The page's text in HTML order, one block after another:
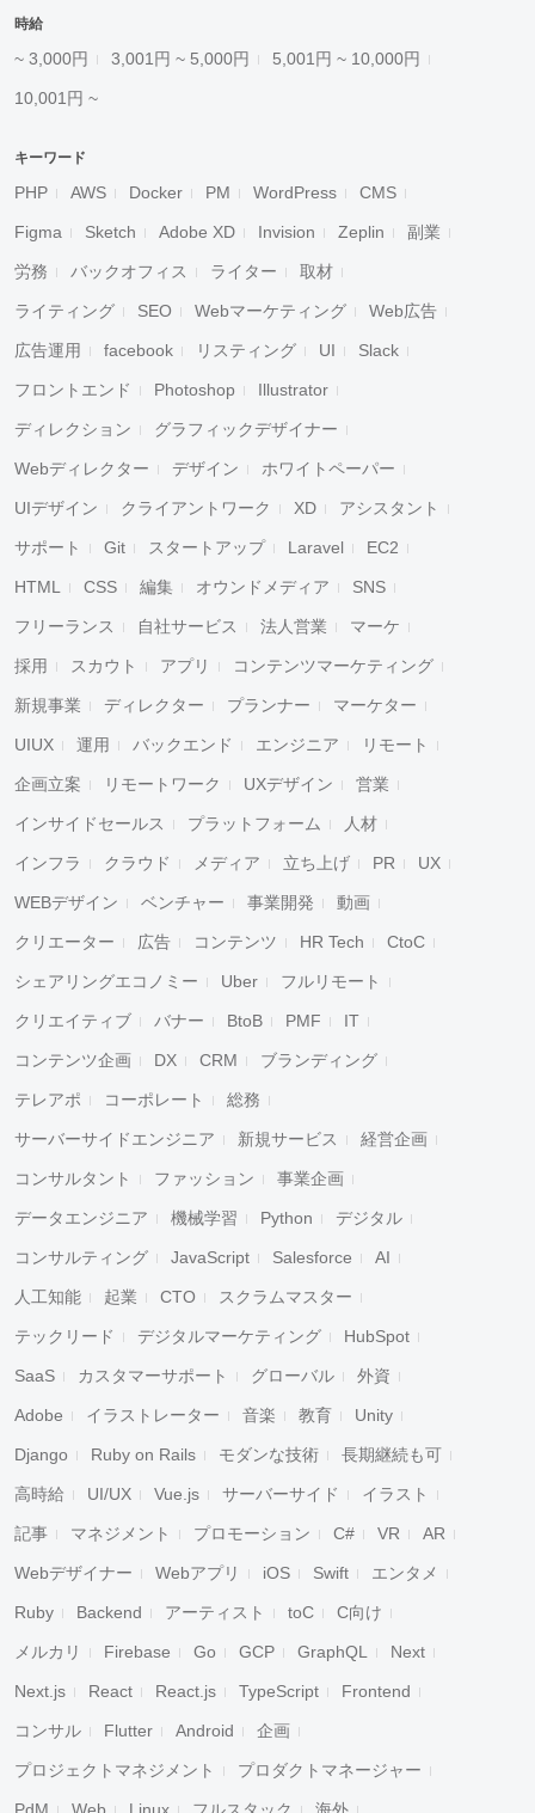
時給
~ 3,000円 3,001円 ~ 5,000円 5,001円 ~ 10,000円
10,001円 ~
キーワード
PHP AWS Docker PM WordPress CMS
Figma Sketch Adobe XD Invision Zeplin 副業
労務 バックオフィス ライター 取材
ライティング SEO Webマーケティング Web広告
広告運用 facebook リスティング UI Slack
フロントエンド Photoshop Illustrator
ディレクション グラフィックデザイナー
Webディレクター デザイン ホワイトペーパー
UIデザイン クライアントワーク XD アシスタント
サポート Git スタートアップ Laravel EC2
HTML CSS 編集 オウンドメディア SNS
フリーランス 自社サービス 法人営業 マーケ
採用 スカウト アプリ コンテンツマーケティング
新規事業 ディレクター プランナー マーケター
UIUX 運用 バックエンド エンジニア リモート
企画立案 リモートワーク UXデザイン 営業
インサイドセールス プラットフォーム 人材
インフラ クラウド メディア 立ち上げ PR UX
WEBデザイン ベンチャー 事業開発 動画
クリエーター 広告 コンテンツ HR Tech CtoC
シェアリングエコノミー Uber フルリモート
クリエイティブ バナー BtoB PMF IT
コンテンツ企画 DX CRM ブランディング
テレアポ コーポレート 総務
サーバーサイドエンジニア 新規サービス 経営企画
コンサルタント ファッション 事業企画
データエンジニア 機械学習 Python デジタル
コンサルティング JavaScript Salesforce AI
人工知能 起業 CTO スクラムマスター
テックリード デジタルマーケティング HubSpot
SaaS カスタマーサポート グローバル 外資
Adobe イラストレーター 音楽 教育 Unity
Django Ruby on Rails モダンな技術 長期継続も可
高時給 UI/UX Vue.js サーバーサイド イラスト
記事 マネジメント プロモーション C# VR AR
Webデザイナー Webアプリ iOS Swift エンタメ
Ruby Backend アーティスト toC C向け
メルカリ Firebase Go GCP GraphQL Next
Next.js React React.js TypeScript Frontend
コンサル Flutter Android 企画
プロジェクトマネジメント プロダクトマネージャー